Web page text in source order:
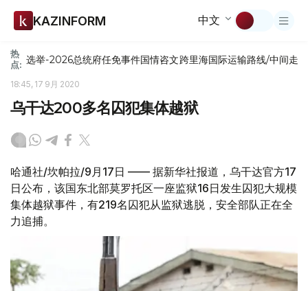
KAZINFORM 中文
热
点: 选举-2026总统府任免事件国情咨文跨里海国际运输路线/中间走廊
18:45, 17 9月 2020
乌干达200多名囚犯集体越狱
哈通社/坎帕拉/9月17日 —— 据新华社报道，乌干达官方17
日公布，该国东北部莫罗托区一座监狱16日发生囚犯大规模
集体越狱事件，有219名囚犯从监狱逃脱，安全部队正在全
力追捕。